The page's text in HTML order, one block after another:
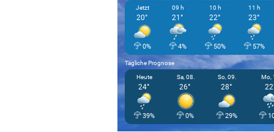
Jetzt
20°
0%
09 h
21°
4%
10 h
22°
50%
11 h
23°
57%
Tägliche Prognose
Heute
24°
39%
Sa, 08.
26°
0%
So, 09.
28°
29%
Mo,